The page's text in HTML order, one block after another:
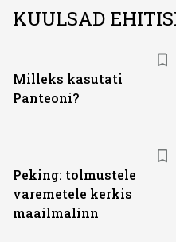
KUULSAD
Milleks kasutati
Panteoni?
Peking: tolmustele
varemetele kerkis
maailmalinn